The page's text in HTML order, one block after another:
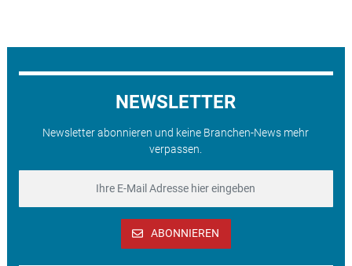
NEWSLETTER
Newsletter abonnieren und keine Branchen-News mehr
verpassen.
ABONNIEREN